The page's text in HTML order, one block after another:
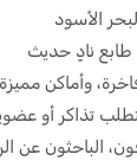
الأسود
طابع نادٍ حديث
وأماكن
تذاكر أو
الباحثون عن